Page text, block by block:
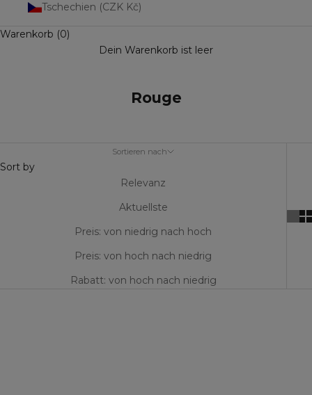
Tschechien (CZK Kč)
Warenkorb (0)
Dein Warenkorb ist leer
Rouge
Sortieren nach
Sort by
Relevanz
Aktuellste
Preis: von niedrig nach hoch
Preis: von hoch nach niedrig
Rabatt: von hoch nach niedrig